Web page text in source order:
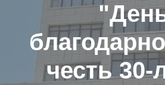
честь 30-